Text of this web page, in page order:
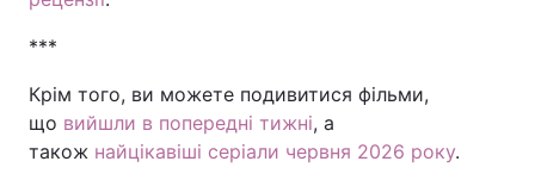
***
Крім того, ви можете подивитися фільми,
що вийшли в попередні тижні, а
також найцікавіші серіали червня 2026 року.